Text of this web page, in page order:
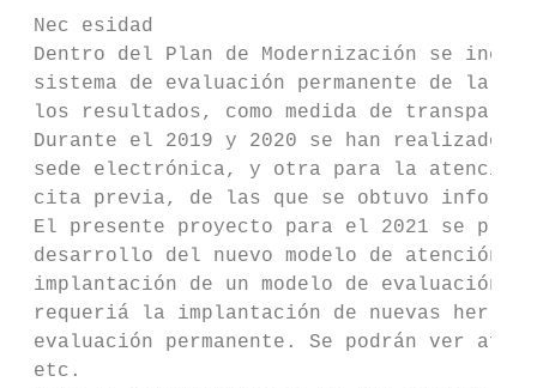
Nec esidad
Dentro del Plan de Modernización se
sistema de evaluación permanente de la
los resultados, como medida de
Durante el 2019 y 2020 se han realizado
sede electrónica, y otra para la atención
cita previa, de las que se obtuvo
El presente proyecto para el 2021 se
desarrollo del nuevo modelo de atención
implantación de un modelo de evaluación
requeriá la implantación de nuevas
evaluación permanente. Se podrán ver
etc.